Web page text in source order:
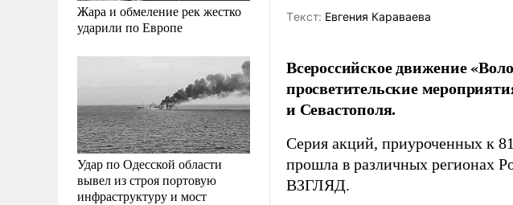
Жара и обмеление рек жестко
ударили по Европе
Удар по Одесской области
вывел из строя портовую
инфраструктуру и мост
Tекст: Евгения Караваева
Всероссийское движение
просветительские
и Севастополя.
Серия акций, приуроченных к
прошла в различных регионах
ВЗГЛЯД.